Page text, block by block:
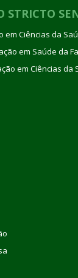
STRICTO
Ciências da
em Saúde da
em Ciências da